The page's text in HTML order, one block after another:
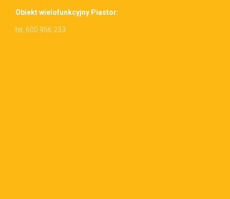
Obiekt wielo­funkcyjny Piastor:
tel. 600 956 233